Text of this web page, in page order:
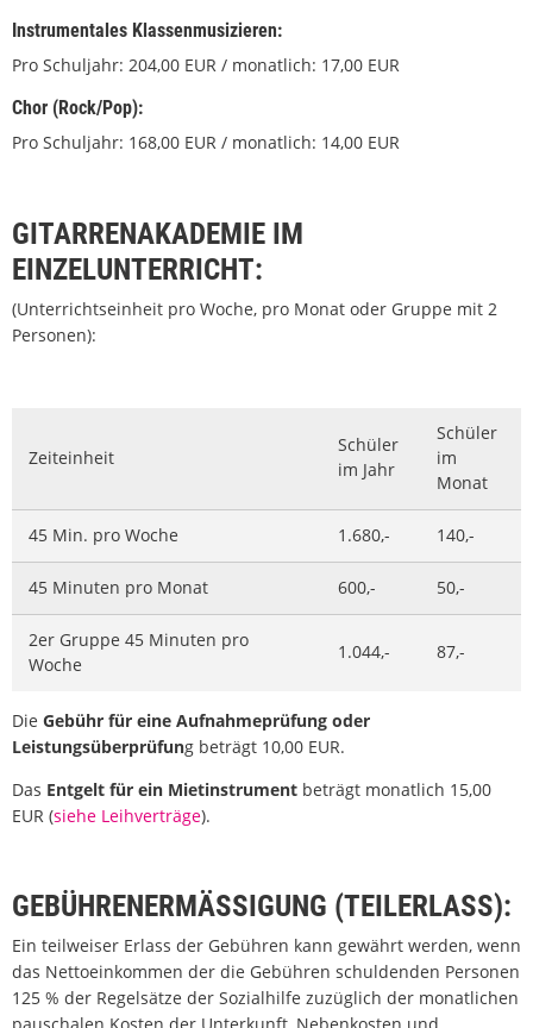
Instrumentales Klassenmusizieren:
Pro Schuljahr: 204,00 EUR / monatlich: 17,00 EUR
Chor (Rock/Pop):
Pro Schuljahr: 168,00 EUR / monatlich: 14,00 EUR
GITARRENAKADEMIE IM
EINZELUNTERRICHT:
(Unterrichtseinheit pro Woche, pro Monat oder Gruppe mit 2
Personen):
Zeiteinheit
Schüler
im Jahr
Schüler
im
Monat
45 Min. pro Woche 1.680,- 140,-
45 Minuten pro Monat 600,- 50,-
2er Gruppe 45 Minuten pro
Woche
1.044,- 87,-
Die Gebühr für eine Aufnahmeprüfung oder
Leistungsüberprüfung beträgt 10,00 EUR.
Das Entgelt für ein Mietinstrument beträgt monatlich 15,00
EUR (siehe Leihverträge).
GEBÜHRENERMÄSSIGUNG (TEILERLASS):
Ein teilweiser Erlass der Gebühren kann gewährt werden, wenn
das Nettoeinkommen der die Gebühren schuldenden Personen
125 % der Regelsätze der Sozialhilfe zuzüglich der monatlichen